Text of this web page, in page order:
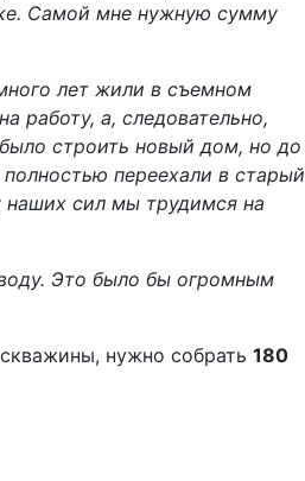
Самой мне нужную сумму
лет жили в съемном
работу, а, следовательно,
строить новый дом, но до
переехали в старый
сил мы трудимся на
Это было бы огромным
нужно собрать 180